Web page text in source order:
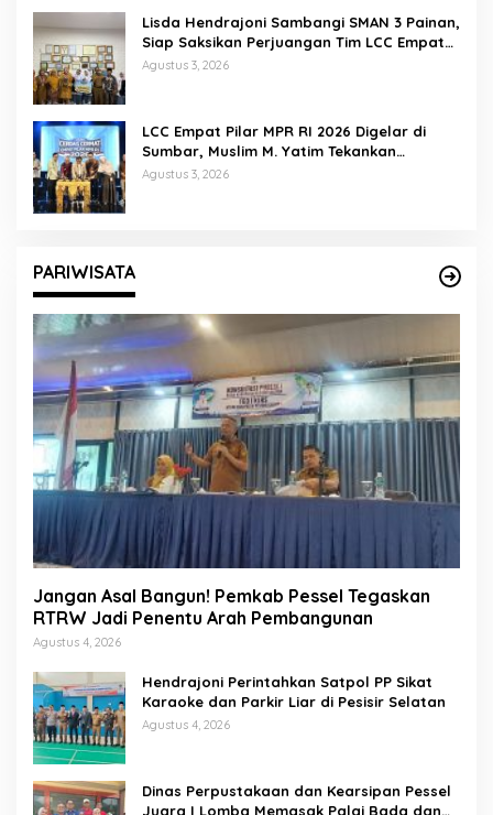
Lisda Hendrajoni Sambangi SMAN 3 Painan,
Siap Saksikan Perjuangan Tim LCC Empat
Pilar di Jakarta
Agustus 3, 2026
LCC Empat Pilar MPR RI 2026 Digelar di
Sumbar, Muslim M. Yatim Tekankan
Pentingnya Karakter Generasi Muda
Agustus 3, 2026
PARIWISATA
Jangan Asal Bangun! Pemkab Pessel Tegaskan
RTRW Jadi Penentu Arah Pembangunan
Agustus 4, 2026
Hendrajoni Perintahkan Satpol PP Sikat
Karaoke dan Parkir Liar di Pesisir Selatan
Agustus 4, 2026
Dinas Perpustakaan dan Kearsipan Pessel
Juara I Lomba Memasak Palai Bada dan